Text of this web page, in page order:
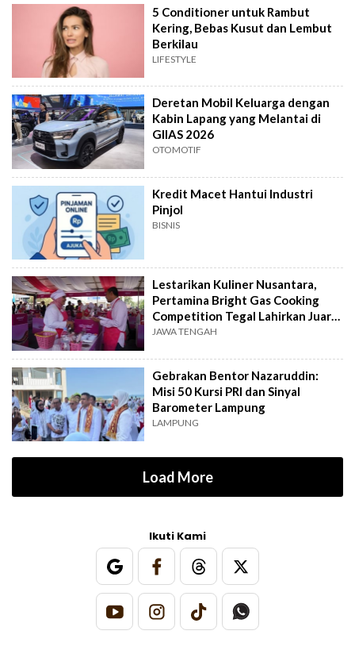
5 Conditioner untuk Rambut
Kering, Bebas Kusut dan Lembut
Berkilau
LIFESTYLE
Deretan Mobil Keluarga dengan
Kabin Lapang yang Melantai di
GIIAS 2026
OTOMOTIF
Kredit Macet Hantui Industri
Pinjol
BISNIS
Lestarikan Kuliner Nusantara,
Pertamina Bright Gas Cooking
Competition Tegal Lahirkan Juara
Baru
JAWA TENGAH
Gebrakan Bentor Nazaruddin:
Misi 50 Kursi PRI dan Sinyal
Barometer Lampung
LAMPUNG
Load More
Ikuti Kami